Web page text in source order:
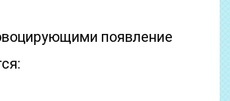
появление